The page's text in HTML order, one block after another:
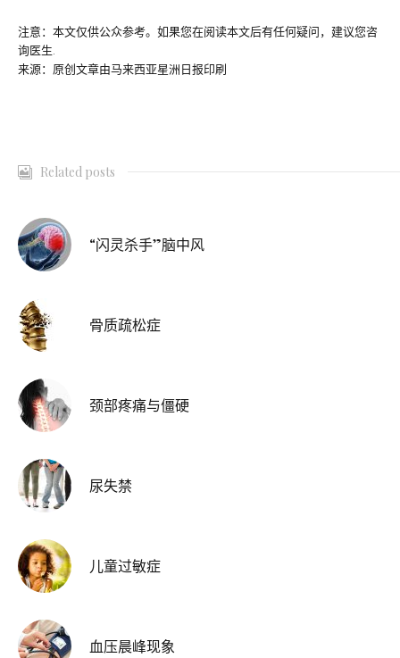
注意：本文仅供公众参考。如果您在阅读本文后有任何疑问，建议您咨
询医生.
来源：原创文章由马来西亚星洲日报印刷
Related posts
“闪灵杀手”脑中风
骨质疏松症
颈部疼痛与僵硬
尿失禁
儿童过敏症
血压晨峰现象